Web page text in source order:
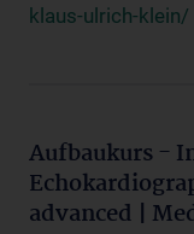
klaus-ulrich-klein/
Aufbaukurs -
advanced |